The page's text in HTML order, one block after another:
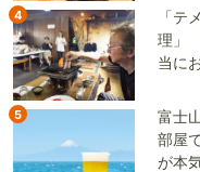
4
「テ
理」
当に
5
富士
部屋
が本